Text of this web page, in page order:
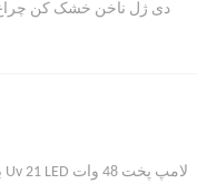
دی ژل ناخن خشک کن
لامپ پخت 48 وات Uv 21 LED با خشک شدن سریع